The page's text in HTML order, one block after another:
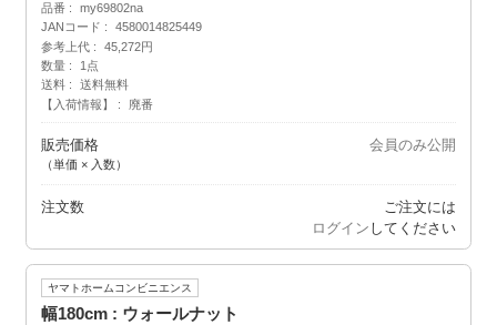
品番
my69802na
JANコード
4580014825449
参考上代
45,272円
数量
1点
送料
送料無料
【入荷情報】
廃番
販売価格
（単価 × 入数）
会員のみ公開
注文数
ご注文には
ログイン してください
ヤマトホームコンビニエンス
幅180cm : ウォールナット